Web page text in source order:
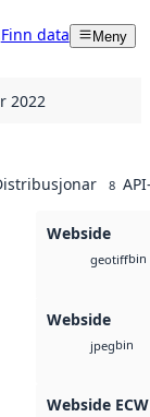
Finn data Meny
2022
8
Webside
geotiffbin
Webside
jpegbin
Webside ECW